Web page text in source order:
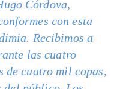
Córdova,
con esta
Recibimos a
las cuatro
de cuatro mil copas,